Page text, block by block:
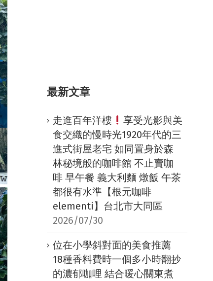
最新文章
走進百年洋樓
享受光影與美
食交織的慢時光1920年代的三
進式街屋老宅 如同置身於森
林秘境般的咖啡館 不止賣咖
啡 早午餐 義大利麵 燉飯 午茶
都很有水準【根元咖啡
elementi】台北市大同區
2026/07/30
位在小學斜對面的美食推薦
18種香料費時一個多小時翻抄
的濃郁咖哩 結合暖心關東煮